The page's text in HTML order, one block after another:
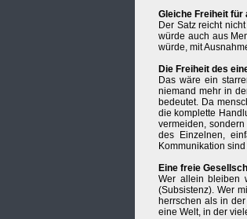
Gleiche Freiheit für
Der Satz reicht
würde auch aus
würde, mit
Die Freiheit des
Das wäre ein
niemand mehr in
bedeutet. Da
die komplette
vermeiden,
des Einzelnen,
Kommunikation
Eine freie
Wer allein bleiben
(Subsistenz). Wer
herrschen als in
eine Welt, in der